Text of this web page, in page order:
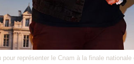
représenter le Cnam à la finale